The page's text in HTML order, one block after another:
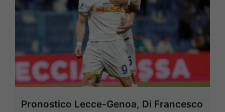
Pronostico Lecce-Genoa, Di Francesco